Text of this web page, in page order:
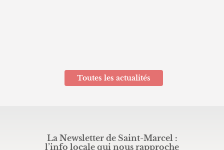
Toutes les actualités
La Newsletter de Saint-Marcel :
l’info locale qui nous rapproche